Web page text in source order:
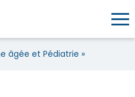
âgée et Pédiatrie »